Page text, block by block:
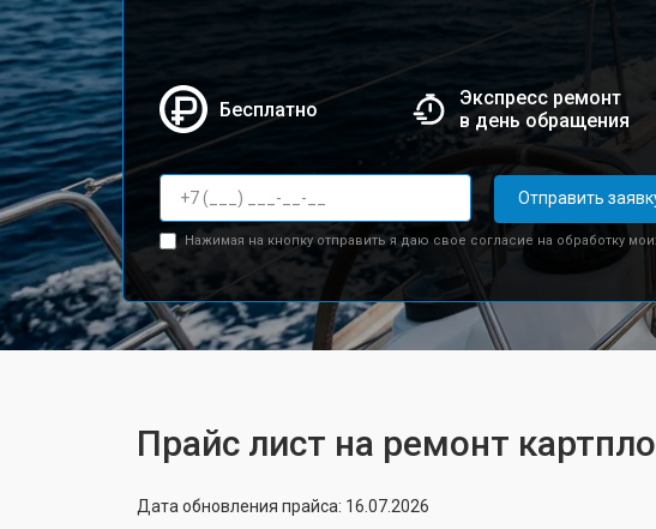
Бесплатно
Экспресс ремонт
в день обращения
Отправить
Нажимая на кнопку отправить я даю свое согласие на обработку
Прайс лист на ремонт
Дата обновления прайса: 16.07.2026